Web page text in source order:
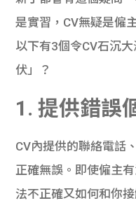
是實習，CV無疑是僱
以下有3個令CV石沉
伏」？
1. 提供錯誤
CV內提供的聯絡電話
正確無誤。即使僱主
法不正確又如何和你